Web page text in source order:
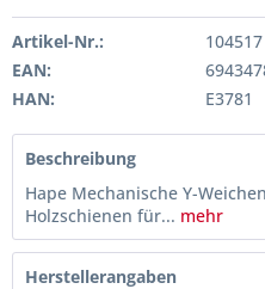
Artikel-Nr.:
104517
EAN:
HAN:
E3781
Beschreibung
Hape Mechanische Y-
Holzschienen für... mehr
Herstellerangaben